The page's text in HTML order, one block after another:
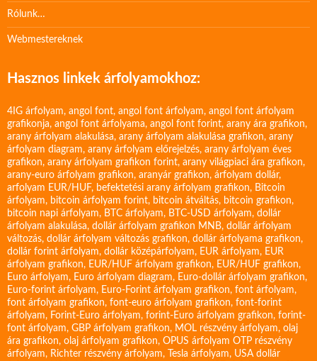
Rólunk…
Webmestereknek
Hasznos linkek árfolyamokhoz:
4IG árfolyam, angol font, angol font árfolyam, angol font árfolyam
grafikonja, angol font árfolyama, angol font forint, arany ára grafikon,
arany árfolyam alakulása, arany árfolyam alakulása grafikon, arany
árfolyam diagram, arany árfolyam előrejelzés, arany árfolyam éves
grafikon, arany árfolyam grafikon forint, arany világpiaci ára grafikon,
arany-euro árfolyam grafikon, aranyár grafikon, árfolyam dollár,
arfolyam EUR/HUF, befektetési arany árfolyam grafikon, Bitcoin
árfolyam, bitcoin árfolyam forint, bitcoin átváltás, bitcoin grafikon,
bitcoin napi árfolyam, BTC árfolyam, BTC-USD árfolyam, dollár
árfolyam alakulása, dollár árfolyam grafikon MNB, dollár árfolyam
változás, dollár árfolyam változás grafikon, dollár árfolyama grafikon,
dollár forint árfolyam, dollár középárfolyam, EUR árfolyam, EUR
árfolyam grafikon, EUR/HUF árfolyam grafikon, EUR/HUF grafikon,
Euro árfolyam, Euro árfolyam diagram, Euro-dollár árfolyam grafikon,
Euro-forint árfolyam, Euro-Forint árfolyam grafikon, font árfolyam,
font árfolyam grafikon, font-euro árfolyam grafikon, font-forint
árfolyam, Forint-Euro árfolyam, forint-Euro árfolyam grafikon, forint-
font árfolyam, GBP árfolyam grafikon, MOL részvény árfolyam, olaj
ára grafikon, olaj árfolyam grafikon, OPUS árfolyam OTP részvény
árfolyam, Richter részvény árfolyam, Tesla árfolyam, USA dollár